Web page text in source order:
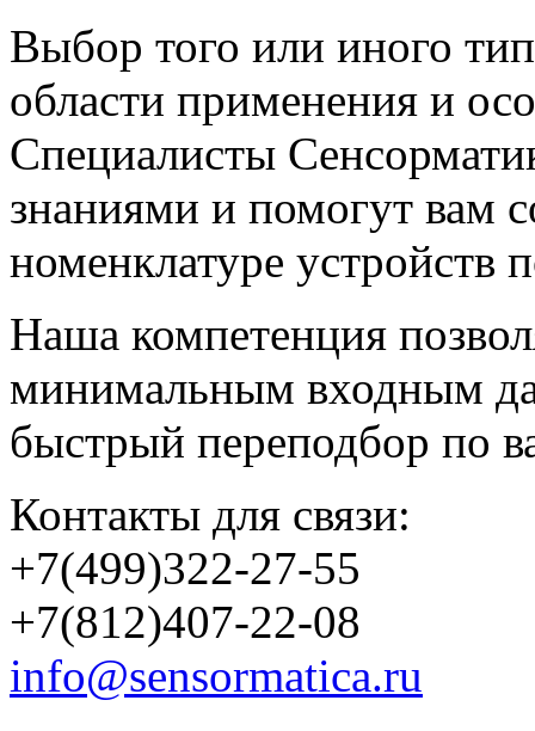
Выбор того или иного
области применения и
Специалисты
знаниями и помогут вам
номенклатуре устройств
Наша компетенция
минимальным входным
быстрый переподбор по
Контакты для связи:
+7(499)322-27-55
+7(812)407-22-08
info@sensormatica.ru